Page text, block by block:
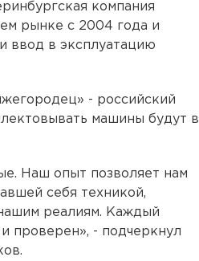
компания
рынке с 2004 года и
ввод в эксплуатацию
- российский
машины будут в
Наш опыт позволяет нам
себя техникой,
реалиям. Каждый
проверен», - подчеркнул